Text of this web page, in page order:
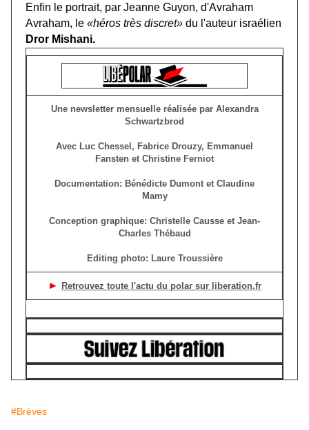
Enfin le portrait, par Jeanne Guyon, d'Avraham
Avraham, le «héros très discret» du l'auteur israélien
Dror Mishani.
Une newsletter mensuelle réalisée par Alexandra
Schwartzbrod
Avec Luc Chessel, Fabrice Drouzy, Emmanuel
Fansten et Christine Ferniot
Documentation: Bénédicte Dumont et Claudine
Mamy
Conception graphique: Christelle Causse et Jean-
Charles Thébaud
Editing photo: Laure Troussière
► Retrouvez toute l'actu du polar sur liberation.fr
#Brèves